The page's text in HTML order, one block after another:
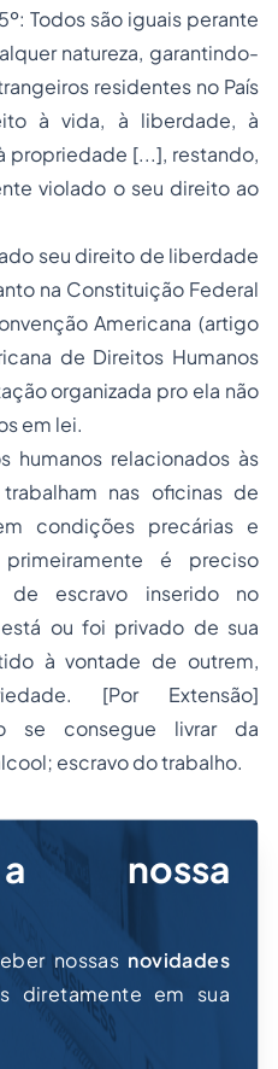
Todos são iguais perante
natureza, garantindo-
residentes no País
à vida, à liberdade, à
propriedade [...], restando,
violado o seu direito ao
seu direito de liberdade
na Constituição Federal
Americana (artigo
de Direitos Humanos
organizada pro ela não
em lei.
humanos relacionados às
nas oficinas de
condições precárias e
é preciso
de escravo inserido no
ou foi privado de sua
à vontade de outrem,
[Por Extensão]
se consegue livrar da
escravo do trabalho.
nossa
nossas novidades
diretamente em sua